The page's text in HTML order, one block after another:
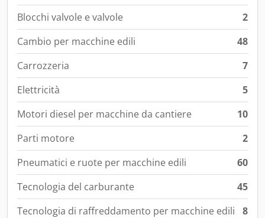
Blocchi valvole e valvole
2
Cambio per macchine edili
48
Carrozzeria
7
Elettricità
5
Motori diesel per macchine da cantiere
10
Parti motore
2
Pneumatici e ruote per macchine edili
60
Tecnologia del carburante
45
Tecnologia di raffreddamento per macchine edili
8